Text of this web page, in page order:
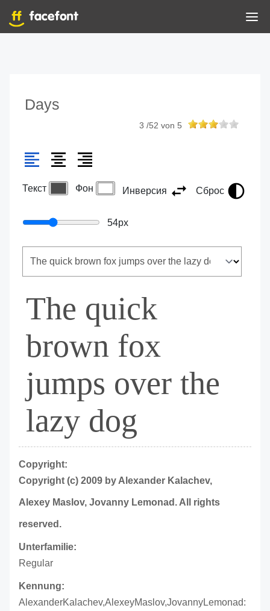
Days
3 /52 von 5
Текст Фон Инверсия Сброс
54px
The quick
brown fox
jumps over the
lazy dog
Copyright:
Copyright (c) 2009 by Alexander Kalachev,
Alexey Maslov, Jovanny Lemonad. All rights
reserved.
Unterfamilie:
Regular
Kennung:
AlexanderKalachev,AlexeyMaslov,JovannyLemonad: